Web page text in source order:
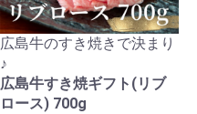
広島牛のすき焼きで決まり
♪
広島牛すき焼ギフト(リブ
ロース) 700g